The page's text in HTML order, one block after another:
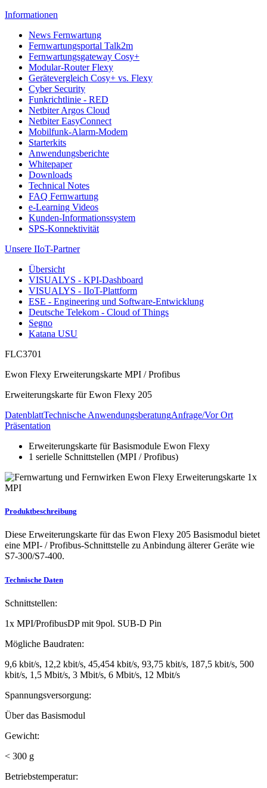
Informationen
News Fernwartung
Fernwartungsportal Talk2m
Fernwartungsgateway Cosy+
Modular-Router Flexy
Gerätevergleich Cosy+ vs. Flexy
Cyber Security
Funkrichtlinie - RED
Netbiter Argos Cloud
Netbiter EasyConnect
Mobilfunk-Alarm-Modem
Starterkits
Anwendungsberichte
Whitepaper
Downloads
Technical Notes
FAQ Fernwartung
e-Learning Videos
Kunden-Informationssystem
SPS-Konnektivität
Unsere IIoT-Partner
Übersicht
VISUALYS - KPI-Dashboard
VISUALYS - IIoT-Plattform
ESE - Engineering und Software-Entwicklung
Deutsche Telekom - Cloud of Things
Segno
Katana USU
FLC3701
Ewon Flexy Erweiterungskarte MPI / Profibus
Erweiterungskarte für Ewon Flexy 205
DatenblattTechnische AnwendungsberatungAnfrage/Vor Ort
Präsentation
Erweiterungskarte für Basismodule Ewon Flexy
1 serielle Schnittstellen (MPI / Profibus)
Produktbeschreibung
Diese Erweiterungskarte für das Ewon Flexy 205 Basismodul bietet
eine MPI- / Profibus-Schnittstelle zu Anbindung älterer Geräte wie
S7-300/S7-400.
Technische Daten
Schnittstellen:
1x MPI/ProfibusDP mit 9pol. SUB-D Pin
Mögliche Baudraten:
9,6 kbit/s, 12,2 kbit/s, 45,454 kbit/s, 93,75 kbit/s, 187,5 kbit/s, 500
kbit/s, 1,5 Mbit/s, 3 Mbit/s, 6 Mbit/s, 12 Mbit/s
Spannungsversorgung:
Über das Basismodul
Gewicht:
< 300 g
Betriebstemperatur: